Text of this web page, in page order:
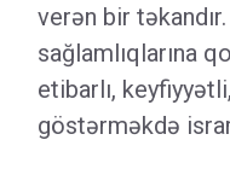
verən bir təkandır.
sağlamlıqlarına
etibarlı,
göstərməkdə